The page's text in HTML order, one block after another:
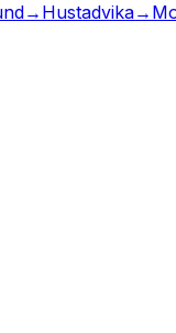
→ Hustadvika→